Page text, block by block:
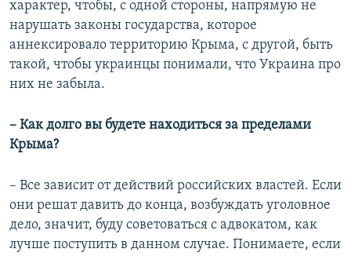
характер, чтобы, с одной стороны, напрямую не
нарушать законы государства, которое
аннексировало территорию Крыма, с другой, быть
такой, чтобы украинцы понимали, что Украина про
них не забыла.
– Как долго вы будете находиться за пределами
Крыма?
– Все зависит от действий российских властей. Если
они решат давить до конца, возбуждать уголовное
дело, значит, буду советоваться с адвокатом, как
лучше поступить в данном случае. Понимаете, если